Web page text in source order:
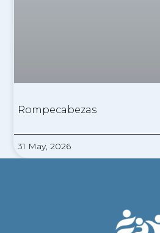
Rompecabezas
31 May, 2026